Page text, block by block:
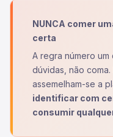
NUNCA comer
certa
A regra número
dúvidas, não
assemelham-se a
identificar com
consumir